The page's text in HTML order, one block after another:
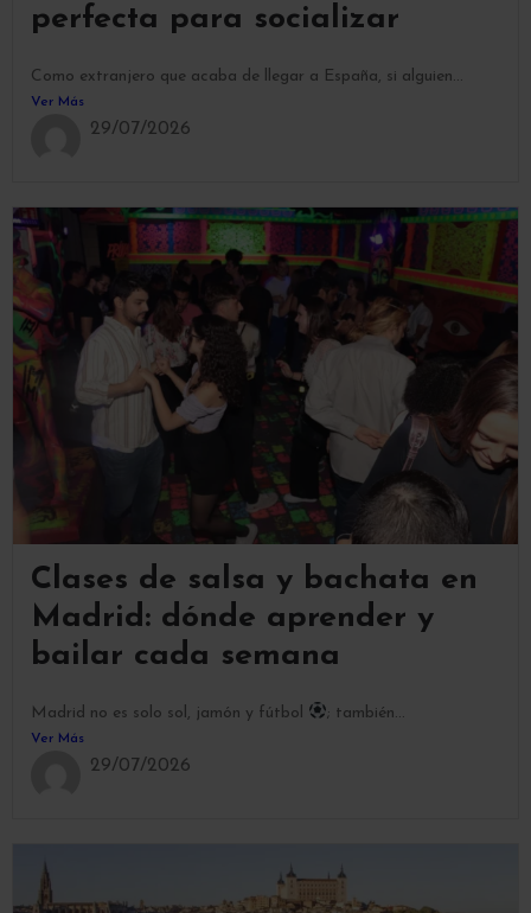
perfecta para socializar
Como extranjero que acaba de llegar a España, si alguien...
Ver Más
29/07/2026
Clases de salsa y bachata en
Madrid: dónde aprender y
bailar cada semana
Madrid no es solo sol, jamón y fútbol ; también...
Ver Más
29/07/2026